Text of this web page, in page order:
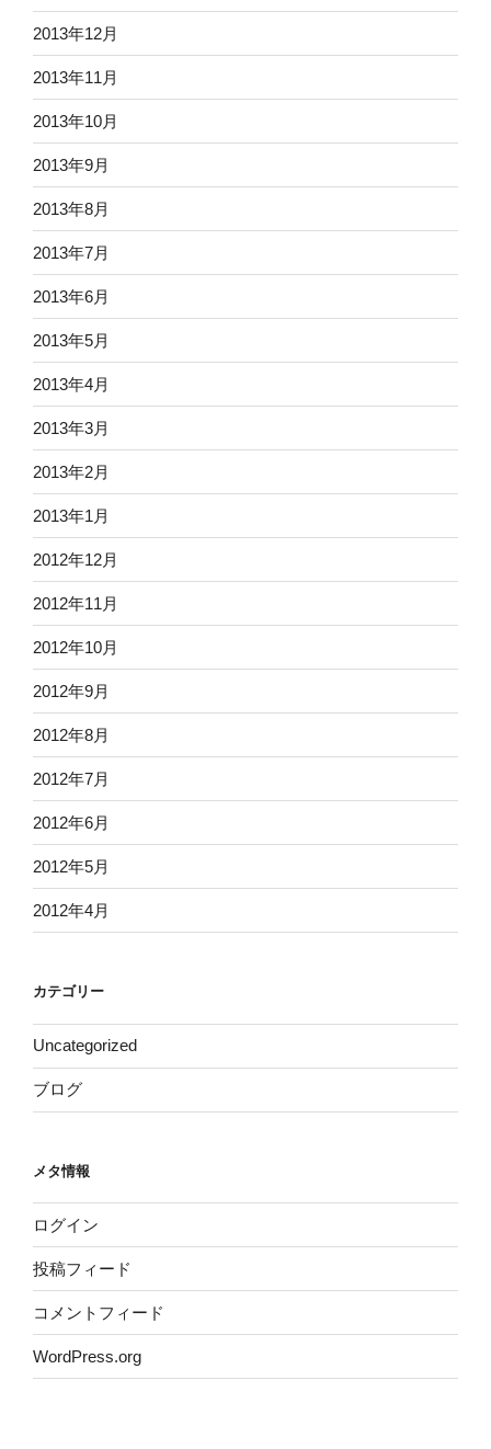
2013年12月
2013年11月
2013年10月
2013年9月
2013年8月
2013年7月
2013年6月
2013年5月
2013年4月
2013年3月
2013年2月
2013年1月
2012年12月
2012年11月
2012年10月
2012年9月
2012年8月
2012年7月
2012年6月
2012年5月
2012年4月
カテゴリー
Uncategorized
ブログ
メタ情報
ログイン
投稿フィード
コメントフィード
WordPress.org